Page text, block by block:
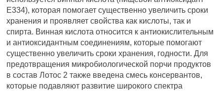
E334), которая помогает существенно увеличить сроки
хранения и проявляет свойства как кислоты, так и
спирта. Винная кислота относится к антиокислительным
и антиоксидантным соединениям, которые помогают
существенно увеличить сроки хранения, годности. Для
предотвращения микробиологической порчи продуктов
в состав Лотос 2 также введена смесь консервантов,
которые подавляют развитие широкого спектра